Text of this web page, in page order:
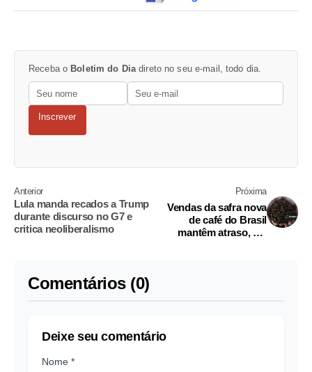
Receba o Boletim do Dia direto no seu e-mail, todo dia.
Inscrever
Anterior
Lula manda recados a Trump
durante discurso no G7 e
critica neoliberalismo
Próxima
Vendas da safra nova
de café do Brasil
mantêm atraso, diz
Comentários (0)
Deixe seu comentário
Nome *